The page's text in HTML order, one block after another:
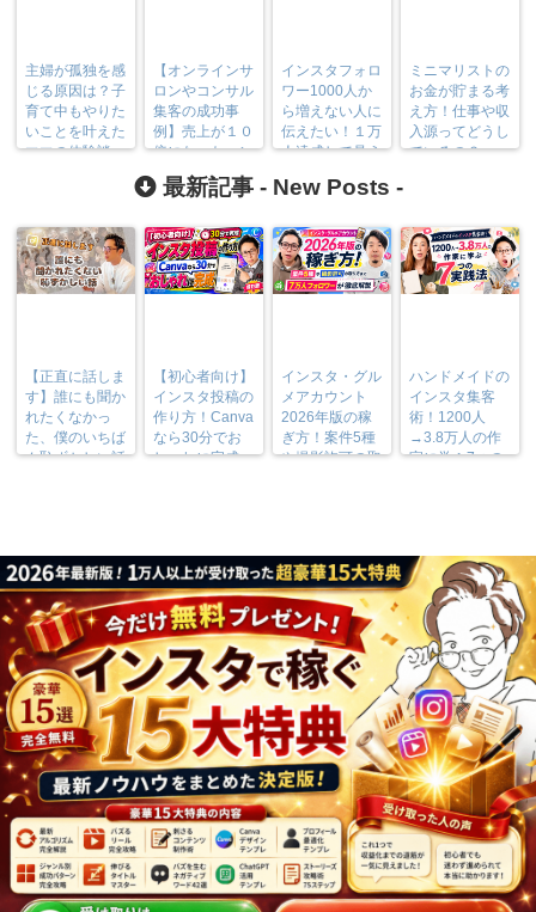
主婦が孤独を感
じる原因は？子
育て中もやりた
いことを叶えた
ママの体験談
【オンラインサ
ロンやコンサル
集客の成功事
例】売上が１０
倍になったハン
ドメイドコーチ
の主婦
インスタフォロ
ワー1000人か
ら増えない人に
伝えたい！１万
人達成して見え
ミニマリストの
お金が貯まる考
え方！仕事や収
入源ってどうし
ているの？
最新記事 - New Posts -
【正直に話しま
す】誰にも聞か
れたくなかっ
た、僕のいちば
ん恥ずかしい話
【初心者向け】
インスタ投稿の
作り方！Canva
なら30分でお
しゃれに完成
インスタ・グル
メアカウント
2026年版の稼
ぎ方！案件5種
や撮影許可の取
ハンドメイドの
インスタ集客
術！1200人
→3.8万人の作
家に学ぶ7つの